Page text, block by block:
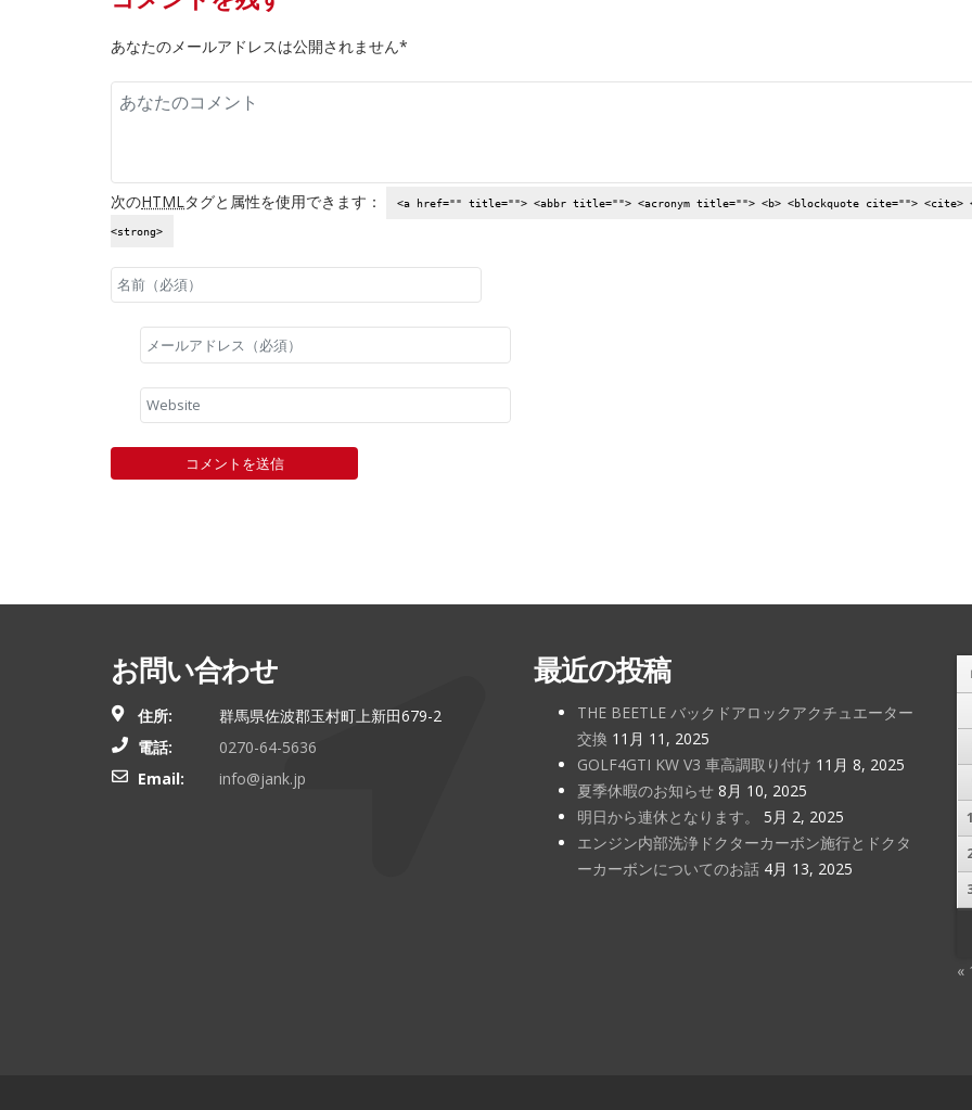
あなたのメールアドレスは公開されません*
次のHTML タグと属性を使用できます： <a href="" title=""> <abbr title=""> <acronym title=""> <b> <blockquote cite=""> <cite>
<strong>
お問い合わせ
住所:
群馬県佐波郡玉村町上新田679-2
電話:
0270-64-5636
Email:
info@jank.jp
最近の投稿
THE BEETLE バックドアロックアクチュエーター
交換 11月 11, 2025
GOLF4GTI KW V3 車高調取り付け 11月 8, 2025
夏季休暇のお知らせ 8月 10, 2025
明日から連休となります。
5月 2, 2025
エンジン内部洗浄ドクターカーボン施行とドクタ
ーカーボンについてのお話 4月 13, 2025
«